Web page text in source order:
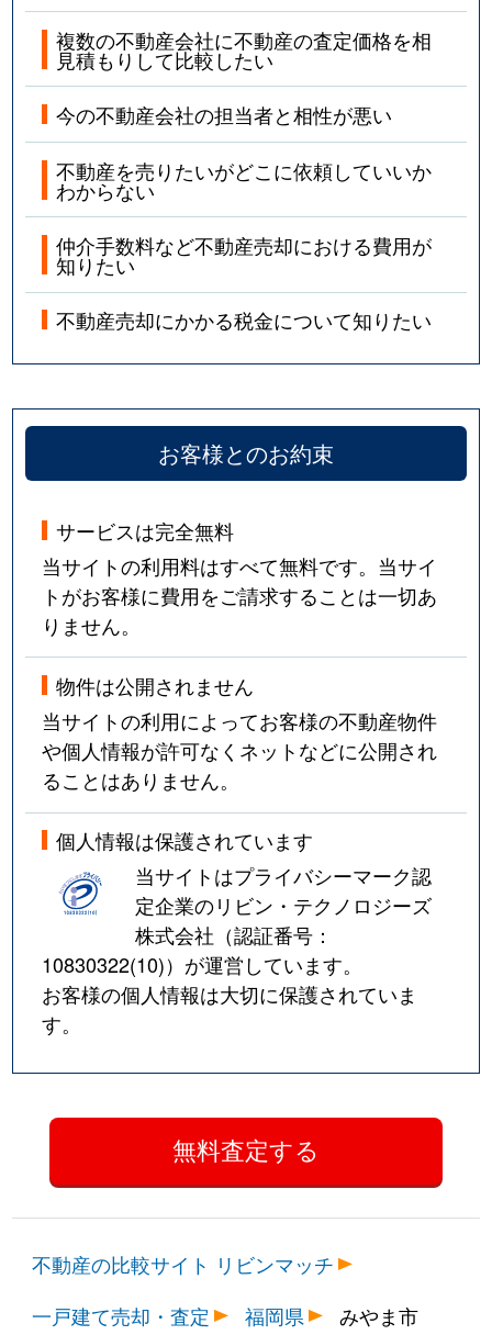
複数の不動産会社に不動産の査定価格を相
見積もりして比較したい
今の不動産会社の担当者と相性が悪い
不動産を売りたいがどこに依頼していいか
わからない
仲介手数料など不動産売却における費用が
知りたい
不動産売却にかかる税金について知りたい
お客様とのお約束
サービスは完全無料
当サイトの利用料はすべて無料です。当サイ
トがお客様に費用をご請求することは一切あ
りません。
物件は公開されません
当サイトの利用によってお客様の不動産物件
や個人情報が許可なくネットなどに公開され
ることはありません。
個人情報は保護されています
当サイトはプライバシーマーク認
定企業のリビン・テクノロジーズ
株式会社（認証番号：
10830322(10)）が運営しています。
お客様の個人情報は大切に保護されていま
す。
不動産の比較サイト リビンマッチ
一戸建て売却・査定
福岡県 みやま市